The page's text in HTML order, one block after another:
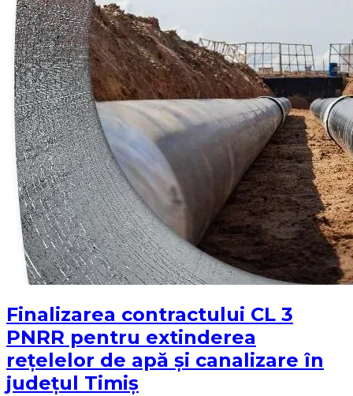
Finalizarea contractului CL 3
PNRR pentru extinderea
rețelelor de apă și canalizare în
județul Timiș